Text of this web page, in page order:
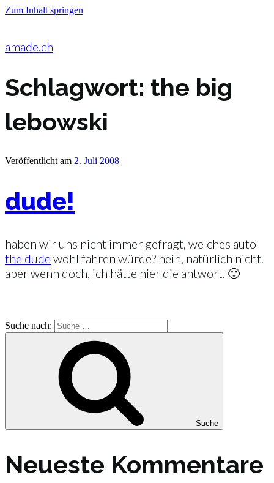
Zum Inhalt springen
amade.ch
Schlagwort: the big
lebowski
Veröffentlicht am 2. Juli 2008
dude!
haben wir uns nicht immer gefragt, welches auto
the dude wohl fahren würde? nein, natürlich nicht.
aber wenn doch, ich hätte hier die antwort. 🙂
Suche nach:
Suche
Neueste Kommentare